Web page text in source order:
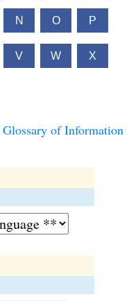
N O P
V W X
Glossary of Information